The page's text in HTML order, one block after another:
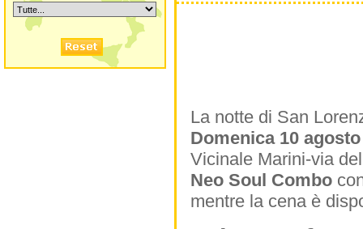
La notte di San
Domenica 10
Vicinale Marini-via
Neo Soul Combo
mentre la cena è